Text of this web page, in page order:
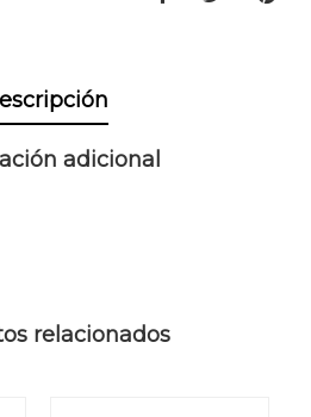
adicional
relacionados